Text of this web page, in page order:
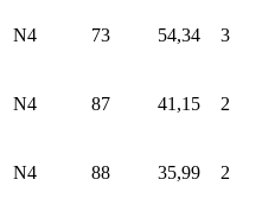
N4 73 54,34 3
N4 87 41,15 2
N4 88 35,99 2